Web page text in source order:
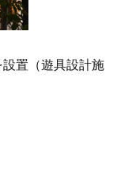
置（遊具設計施